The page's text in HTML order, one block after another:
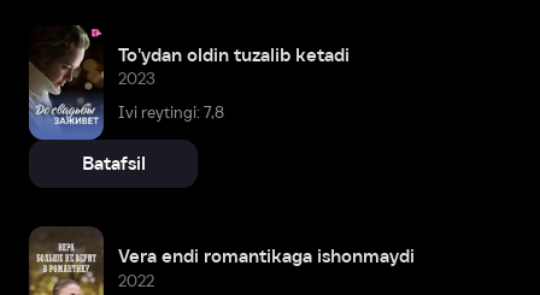
To'ydan oldin tuzalib ketadi
2023
Ivi reytingi: 7,8
Batafsil
Vera endi romantikaga ishonmaydi
2022